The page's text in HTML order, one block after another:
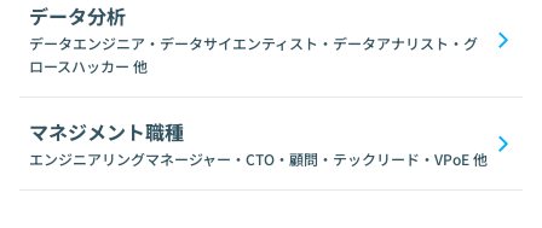
データ分析
データエンジニア・データサイエンティスト・データアナリスト・グ
ロースハッカー 他
マネジメント職種
エンジニアリングマネージャー・CTO・顧問・テックリード・VPoE他